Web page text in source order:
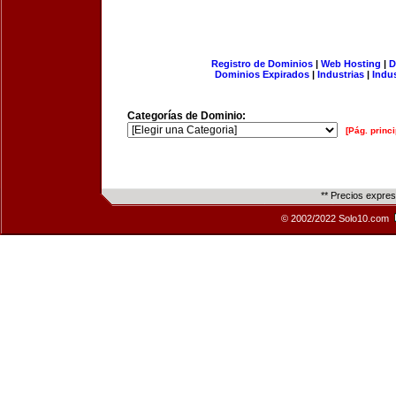
Registro de Dominios| Web Hosting |
Dominios Expirados | Industrias |
Categorías de Dominio:
[Pág.
** Precios
© 2002/2022 Solo10.com